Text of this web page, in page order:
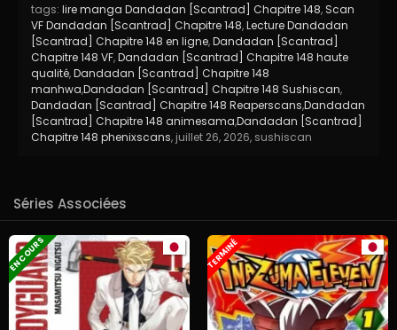
tags: lire manga Dandadan [Scantrad] Chapitre 148, Scan
VF Dandadan [Scantrad] Chapitre 148,Lecture Dandadan
[Scantrad] Chapitre 148 en ligne,Dandadan [Scantrad]
Chapitre 148 VF,Dandadan [Scantrad] Chapitre 148 haute
qualité,Dandadan [Scantrad] Chapitre 148
manhwa,Dandadan [Scantrad] Chapitre 148 Sushiscan,
Dandadan [Scantrad] Chapitre 148 Reaperscans,Dandadan
[Scantrad] Chapitre 148 animesama,Dandadan [Scantrad]
Chapitre 148 phenixscans, juillet 26, 2026, sushiscan
Séries Associées
EN COURS TERMINÉ